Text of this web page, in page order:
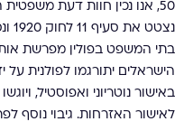
50, אנו נכין חוות דעת
בתי המשפט בפולין מפרשת
הישראלים יתורגמו לפולנית על
באישור נוטריוני ואפוסטיל,
לאישור האזרחות. גיבוי נוסף